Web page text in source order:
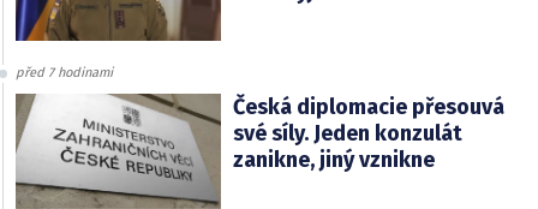
před 7 hodinami
Česká diplomacie přesouvá
své síly. Jeden konzulát
zanikne, jiný vznikne